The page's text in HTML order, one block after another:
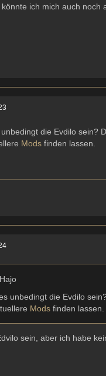
ich mich auch noch
die Evdilo sein?
Mods finden lassen.
unbedingt die Evdilo
Mods finden lassen.
sein, aber ich habe